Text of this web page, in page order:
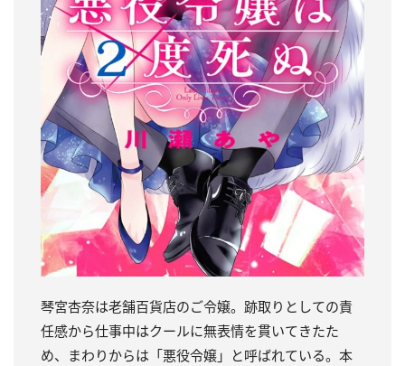
琴宮杏奈は老舗百貨店のご令嬢。跡取りとしての責
任感から仕事中はクールに無表情を貫いてきたた
め、まわりからは「悪役令嬢」と呼ばれている。本